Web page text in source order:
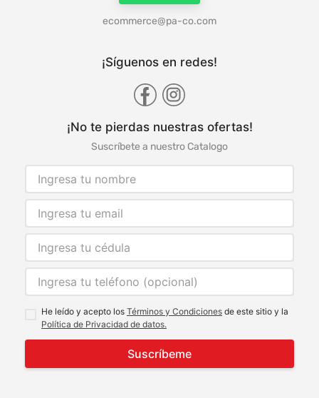
ecommerce@pa-co.com
¡Síguenos en redes!
¡No te pierdas nuestras ofertas!
Suscríbete a nuestro Catalogo
He leído y acepto los Términos y Condiciones de este sitio y la
Política de Privacidad de datos.
Suscríbeme